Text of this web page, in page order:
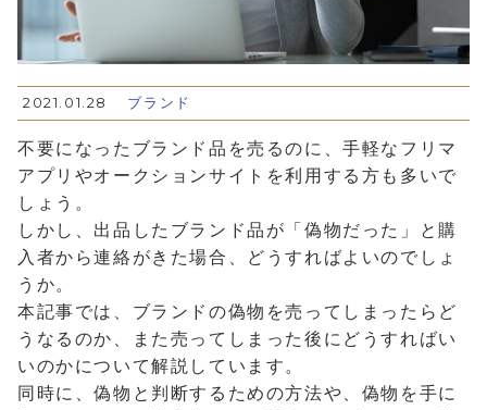
2021.01.28 ブランド
不要になったブランド品を売るのに、手軽なフリマ
アプリやオークションサイトを利用する方も多いで
しょう。
しかし、出品したブランド品が「偽物だった」と購
入者から連絡がきた場合、どうすればよいのでしょ
うか。
本記事では、ブランドの偽物を売ってしまったらど
うなるのか、また売ってしまった後にどうすればい
いのかについて解説しています。
同時に、偽物と判断するための方法や、偽物を手に